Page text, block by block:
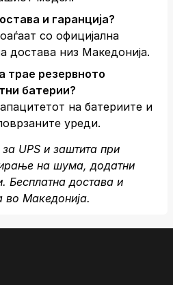
и гаранција?
со официјална
достава низ Македонија.
трае резервното
батерии?
на батериите и
уреди.
UPS и заштита при
на шума, додатни
Бесплатна достава и
во Македонија.